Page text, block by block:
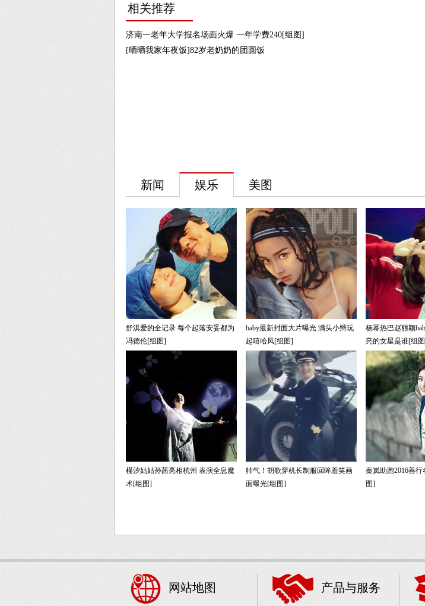
相关推荐
济南一老年大学报名场面火爆 一年学费240[组图]
[晒晒我家年夜饭]82岁老奶奶的团圆饭